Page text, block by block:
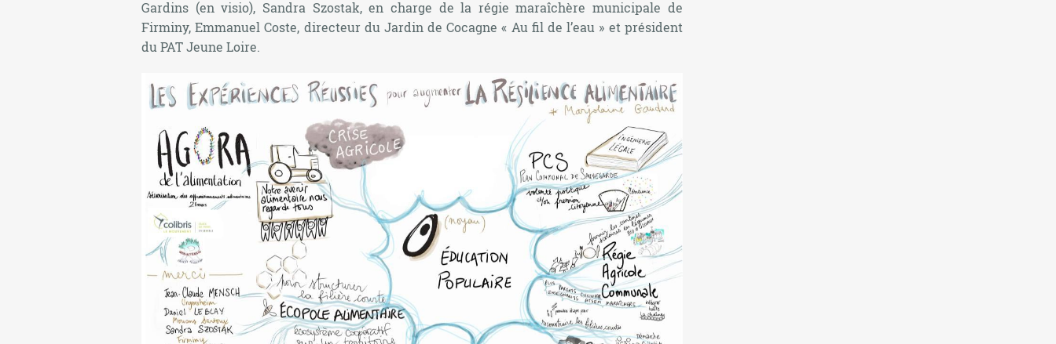
Gardins (en visio), Sandra Szostak, en charge de la régie maraîchère municipale de
Firminy, Emmanuel Coste, directeur du Jardin de Cocagne « Au fil de l’eau » et président
du PAT Jeune Loire.